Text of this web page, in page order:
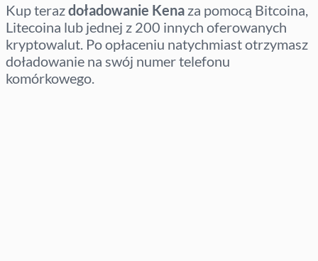
Kup terazdoładowanie Kena za pomocą Bitcoina,
Litecoina lub jednej z 200 innych oferowanych
kryptowalut. Po opłaceniu natychmiast otrzymasz
doładowanie na swój numer telefonu
komórkowego.